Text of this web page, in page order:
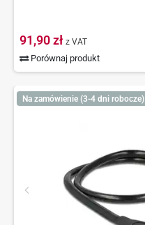
91,90 zł z VAT
Porównaj produkt
Na zamówienie (3-4 dni robocze)